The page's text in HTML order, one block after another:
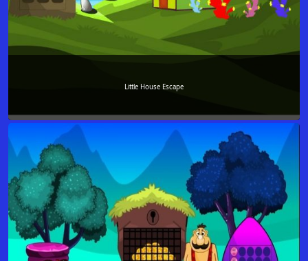
Little House Escape